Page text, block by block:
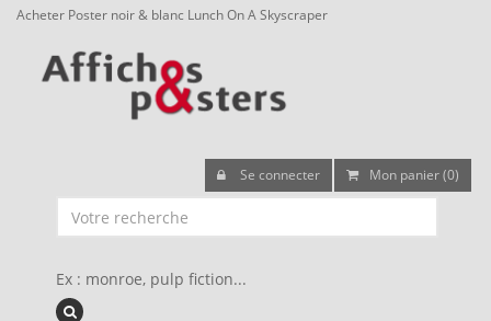
Acheter Poster noir & blanc Lunch On A Skyscraper
Se connecter Mon panier (0)
Ex : monroe, pulp fiction...